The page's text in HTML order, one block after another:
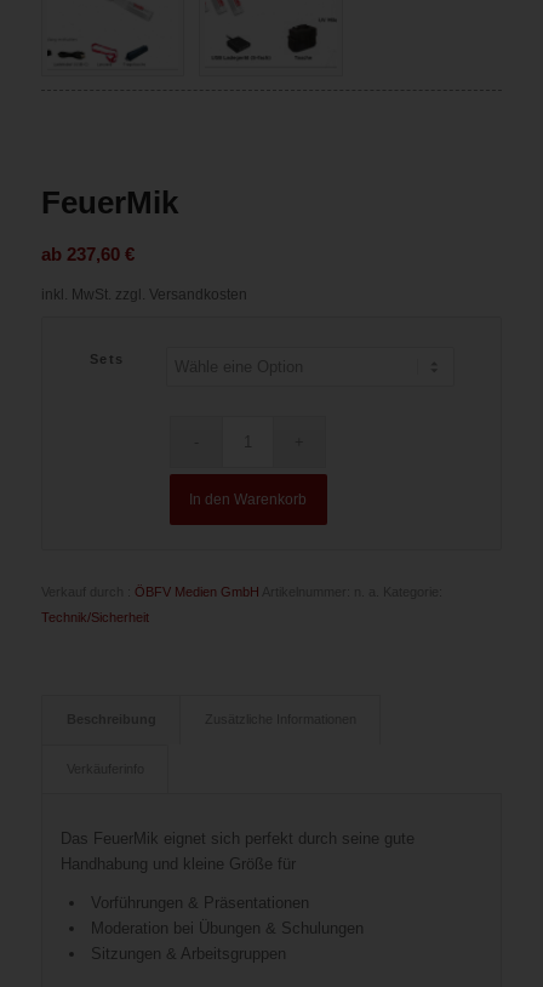
FeuerMik
ab 237,60 €
inkl. MwSt. zzgl. Versandkosten
Sets
In den Warenkorb
ÖBFV Medien GmbH
Technik/Sicherheit
Das FeuerMik eignet sich perfekt durch seine gute
Handhabung und kleine Größe für
Vorführungen & Präsentationen
Moderation bei Übungen & Schulungen
Sitzungen & Arbeitsgruppen